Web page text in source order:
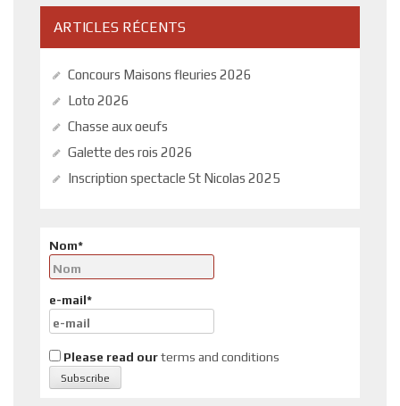
ARTICLES RÉCENTS
Concours Maisons fleuries 2026
Loto 2026
Chasse aux oeufs
Galette des rois 2026
Inscription spectacle St Nicolas 2025
Nom*
e-mail*
Please read ourterms and conditions